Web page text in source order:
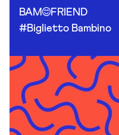
BAM
FRIEND
#Biglietto Bambino